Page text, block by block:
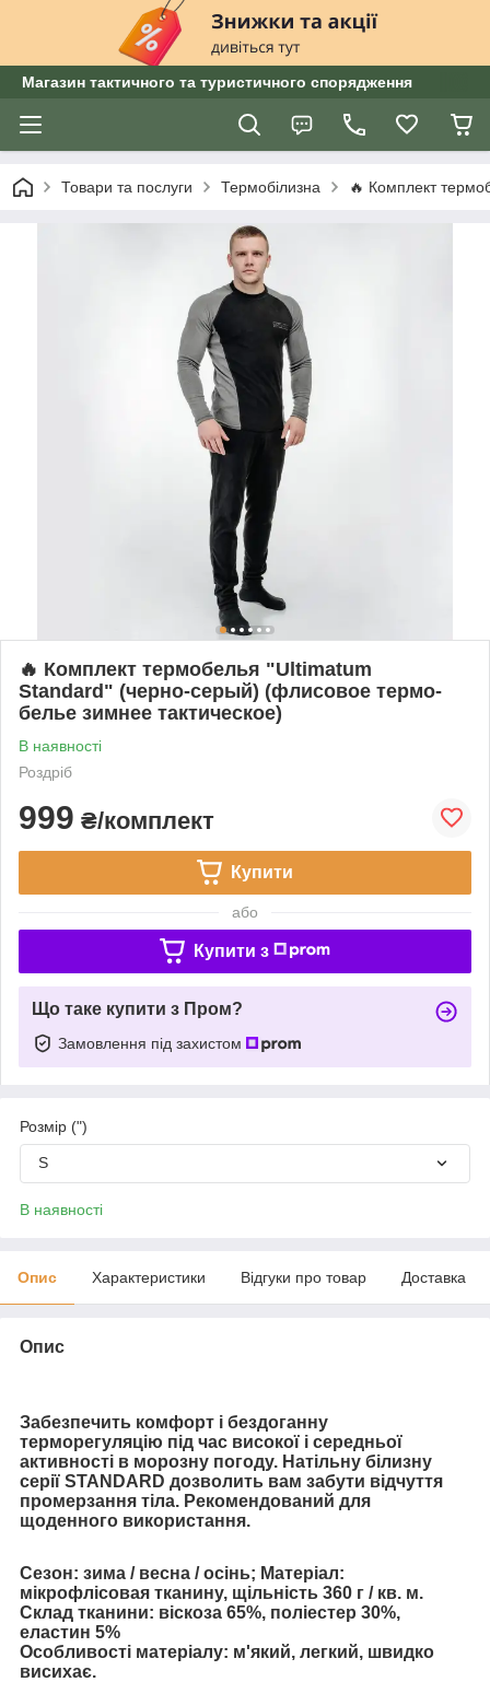
Магазин тактичного та туристичного спорядження
Товари та послуги Термобілизна 🔥 Комплект
🔥 Комплект термобелья "Ultimatum
Standard" (черно-серый) (флисовое термо-
белье зимнее тактическое)
В наявності
Роздріб
999 ₴/комплект
Купити
або
Купити з
Що таке купити з Пром?
Замовлення під захистом
Розмір (")
S
В наявності
Опис Характеристики Відгуки про товар Доставка
Опис
Забезпечить комфорт і бездоганну
терморегуляцію під час високої і середньої
активності в морозну погоду. Натільну білизну
серії STANDARD дозволить вам забути відчуття
промерзання тіла. Рекомендований для
щоденного використання.
Сезон: зима / весна / осінь; Матеріал:
мікрофлісовая тканину, щільність 360 г / кв. м.
Склад тканини: віскоза 65%, поліестер 30%,
еластин 5%
Особливості матеріалу: м'який, легкий, швидко
висихає.